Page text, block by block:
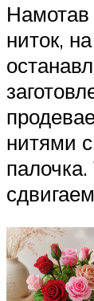
Намотав
ниток,
нитями